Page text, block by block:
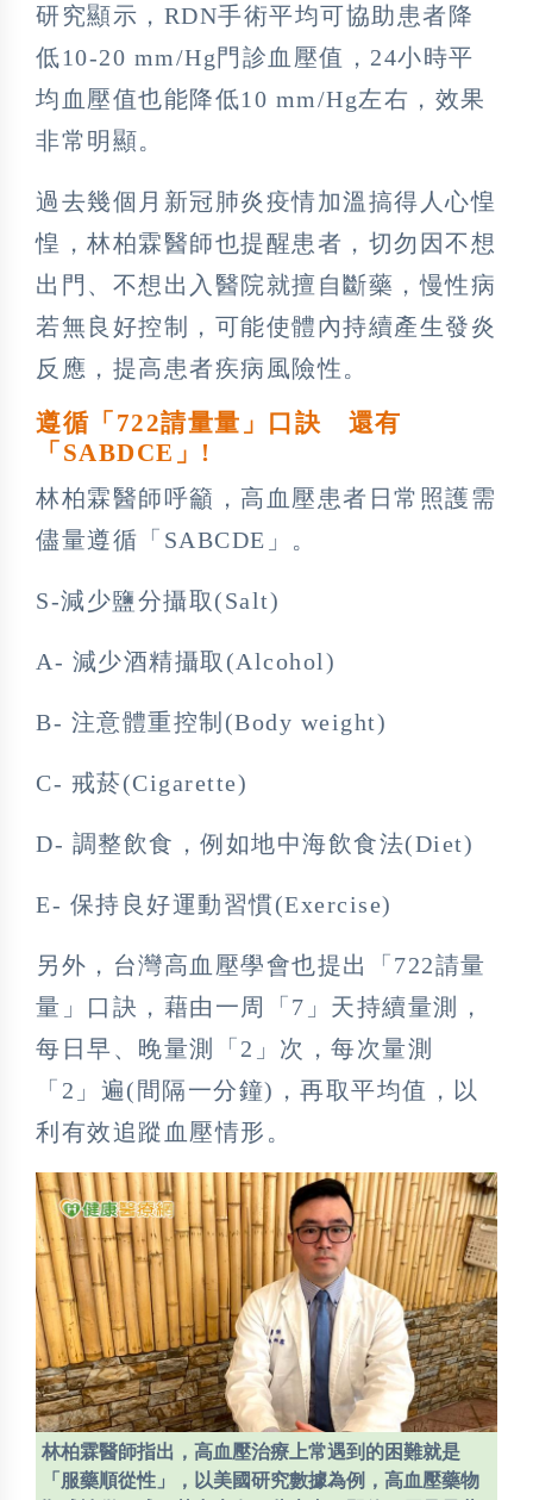
研究顯示，RDN手術平均可協助患者降
低10-20 mm/Hg門診血壓值，24小時平
均血壓值也能降低10 mm/Hg左右，效果
非常明顯。
過去幾個月新冠肺炎疫情加溫搞得人心惶
惶，林柏霖醫師也提醒患者，切勿因不想
出門、不想出入醫院就擅自斷藥，慢性病
若無良好控制，可能使體內持續產生發炎
反應，提高患者疾病風險性。
遵循「722請量量」口訣 還有
「SABDCE」!
林柏霖醫師呼籲，高血壓患者日常照護需
儘量遵循「SABCDE」。
S-減少鹽分攝取(Salt)
A- 減少酒精攝取(Alcohol)
B- 注意體重控制(Body weight)
C- 戒菸(Cigarette)
D- 調整飲食，例如地中海飲食法(Diet)
E- 保持良好運動習慣(Exercise)
另外，台灣高血壓學會也提出「722請量
量」口訣，藉由一周「7」天持續量測，
每日早、晚量測「2」次，每次量測
「2」遍(間隔一分鐘)，再取平均值，以
利有效追蹤血壓情形。
林柏霖醫師指出，高血壓治療上常遇到的困難就是
「服藥順從性」，以美國研究數據為例，高血壓藥物